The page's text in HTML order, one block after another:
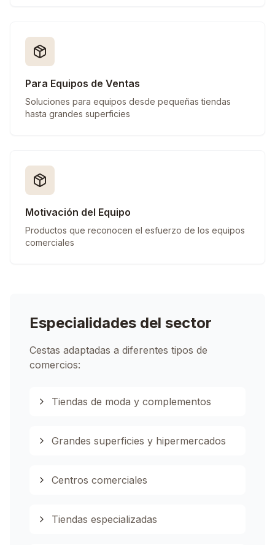
Para Equipos de Ventas
Soluciones para equipos desde pequeñas tiendas
hasta grandes superficies
Motivación del Equipo
Productos que reconocen el esfuerzo de los equipos
comerciales
Especialidades del sector
Cestas adaptadas a diferentes tipos de
comercios:
Tiendas de moda y complementos
Grandes superficies y hipermercados
Centros comerciales
Tiendas especializadas